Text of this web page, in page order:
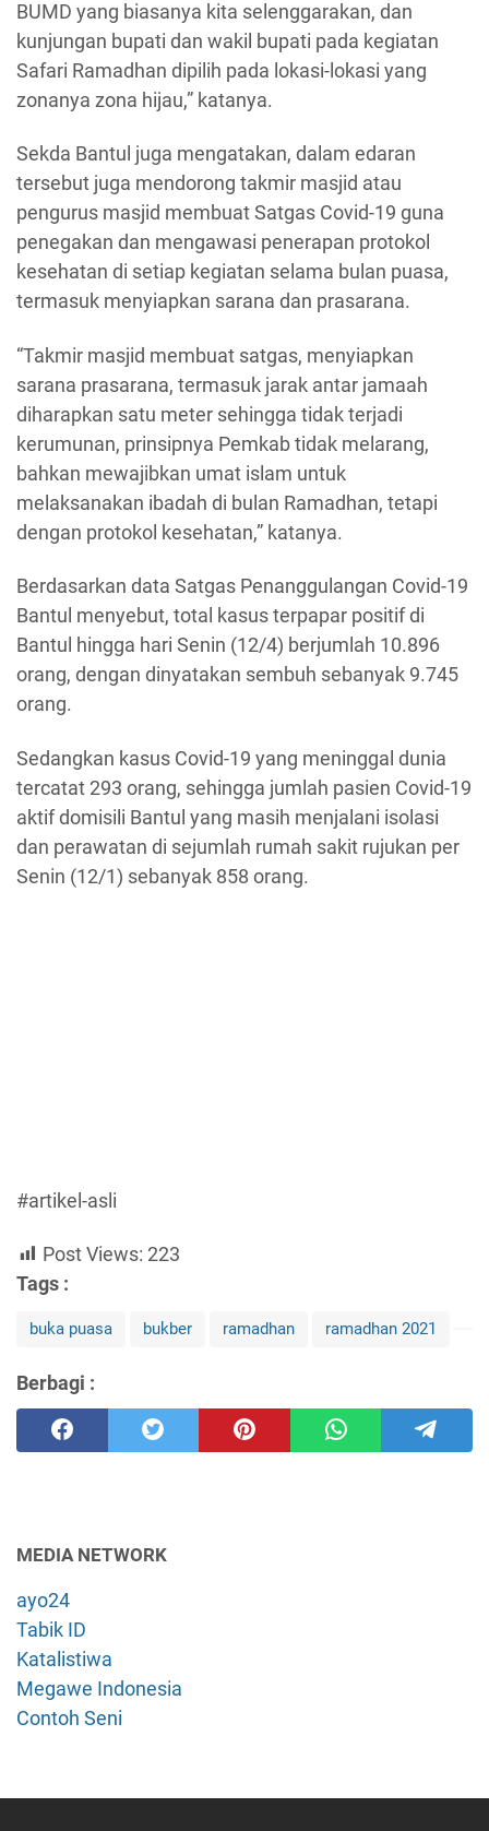
BUMD yang biasanya kita selenggarakan, dan
kunjungan bupati dan wakil bupati pada kegiatan
Safari Ramadhan dipilih pada lokasi-lokasi yang
zonanya zona hijau,” katanya.
Sekda Bantul juga mengatakan, dalam edaran
tersebut juga mendorong takmir masjid atau
pengurus masjid membuat Satgas Covid-19 guna
penegakan dan mengawasi penerapan protokol
kesehatan di setiap kegiatan selama bulan puasa,
termasuk menyiapkan sarana dan prasarana.
“Takmir masjid membuat satgas, menyiapkan
sarana prasarana, termasuk jarak antar jamaah
diharapkan satu meter sehingga tidak terjadi
kerumunan, prinsipnya Pemkab tidak melarang,
bahkan mewajibkan umat islam untuk
melaksanakan ibadah di bulan Ramadhan, tetapi
dengan protokol kesehatan,” katanya.
Berdasarkan data Satgas Penanggulangan Covid-19
Bantul menyebut, total kasus terpapar positif di
Bantul hingga hari Senin (12/4) berjumlah 10.896
orang, dengan dinyatakan sembuh sebanyak 9.745
orang.
Sedangkan kasus Covid-19 yang meninggal dunia
tercatat 293 orang, sehingga jumlah pasien Covid-19
aktif domisili Bantul yang masih menjalani isolasi
dan perawatan di sejumlah rumah sakit rujukan per
Senin (12/1) sebanyak 858 orang.
#artikel-asli
Post Views: 223
Tags :
buka puasa bukber ramadhan ramadhan 2021
Berbagi :
MEDIA NETWORK
ayo24
Tabik ID
Katalistiwa
Megawe Indonesia
Contoh Seni